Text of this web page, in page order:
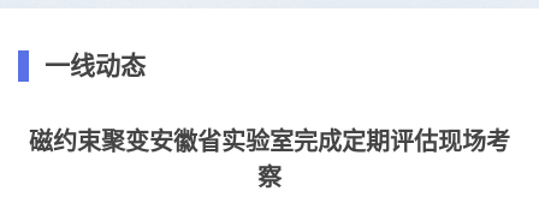
一线动态
磁约束聚变安徽省实验室完成定期评估现场考
察